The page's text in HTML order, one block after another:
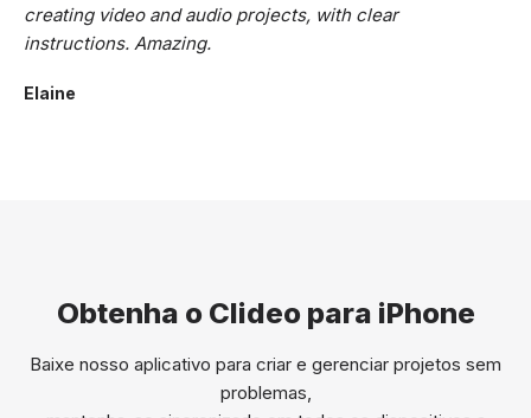
creating video and audio projects, with clear
instructions. Amazing.
Elaine
Obtenha o Clideo para iPhone
Baixe nosso aplicativo para criar e gerenciar projetos sem
problemas,